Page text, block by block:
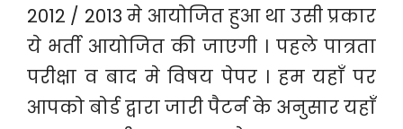
2012 / 2013 मे आयोजित हुआ था उसी प्रकार
ये भर्ती आयोजित की जाएगी । पहले पात्रता
परीक्षा व बाद मे विषय पेपर । हम यहाँ पर
आपको बोर्ड द्वारा जारी पैटर्न के अनुसार यहाँ